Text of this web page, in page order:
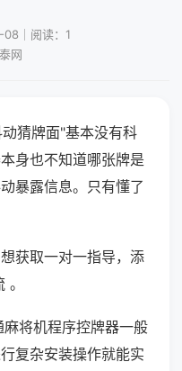
｜阅读：1
网
猜牌面"基本没有科
身也不知道哪张牌是
暴露信息。只有懂了
获取一对一指导，添
将机程序控牌器一般
复杂安装操作就能实